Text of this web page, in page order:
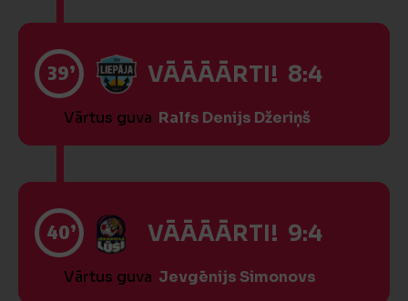
39’ VĀĀĀĀRTI! 8:4
Vārtus guva Ralfs Denijs Džeriņš
40’ VĀĀĀĀRTI! 9:4
Vārtus guva Jevgēnijs Simonovs